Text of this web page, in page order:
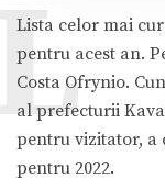
Lista celor mai
pentru acest an.
Costa Ofrynio.
al prefecturii
pentru vizitator, a
pentru 2022.